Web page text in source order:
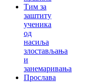
Тим за
заштиту
ученика
од
насиља
злостављања
и
занемаривања
Прослава